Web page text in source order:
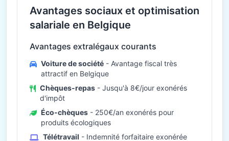
Avantages sociaux et optimisation
salariale en Belgique
Avantages extralégaux courants
Voiture de société - Avantage fiscal très
attractif en Belgique
Chèques-repas - Jusqu'à 8€/jour exonérés
d'impôt
Éco-chèques - 250€/an exonérés pour
produits écologiques
Télétravail - Indemnité forfaitaire exonérée